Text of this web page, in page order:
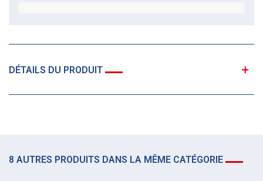
DÉTAILS DU PRODUIT
8 AUTRES PRODUITS DANS LA MÊME CATÉGORIE